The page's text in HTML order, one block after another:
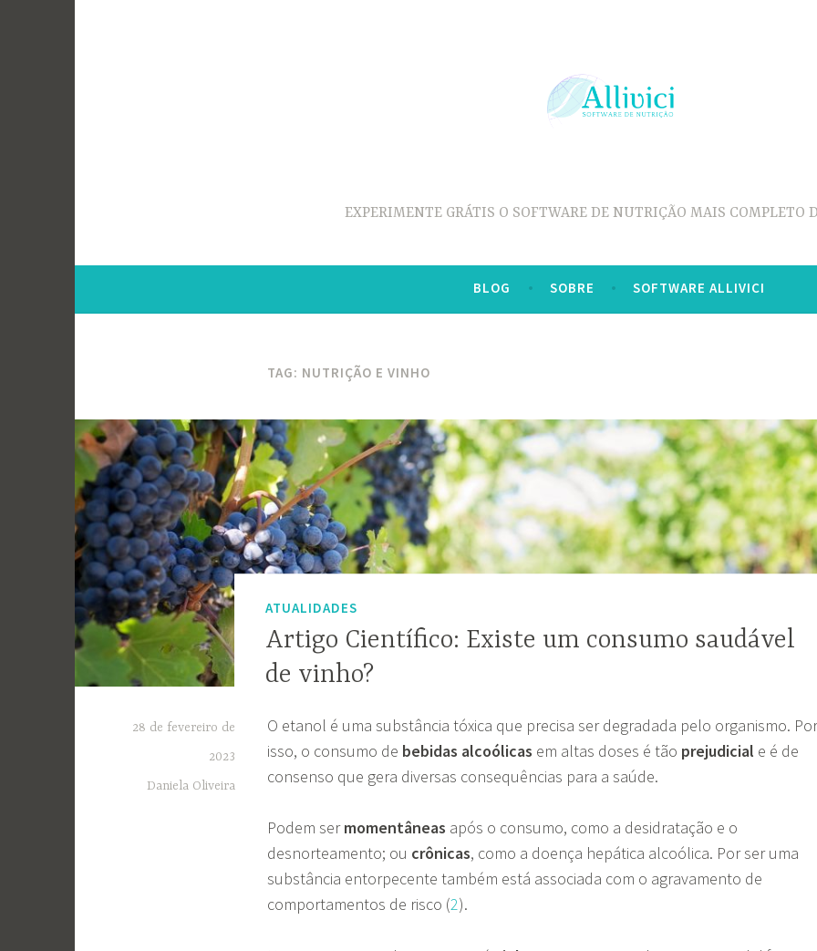
EXPERIMENTE GRÁTIS O SOFTWARE DE NUTRIÇÃO MAIS COMPLETO
BLOG SOBRE SOFTWARE ALLIVICI
TAG: NUTRIÇÃO E VINHO
ATUALIDADES
Artigo Científico: Existe um consumo saudável
de vinho?
28 de fevereiro de
2023
Daniela Oliveira
O etanol é uma substância tóxica que precisa ser degradada pelo organismo. Por
isso, o consumo de bebidas alcoólicas em altas doses é tão prejudicial e é de
consenso que gera diversas consequências para a saúde.
Podem sermomentâneas após o consumo, como a desidratação e o
desnorteamento; ou crônicas, como a doença hepática alcoólica. Por ser uma
substância entorpecente também está associada com o agravamento de
comportamentos de risco (2).